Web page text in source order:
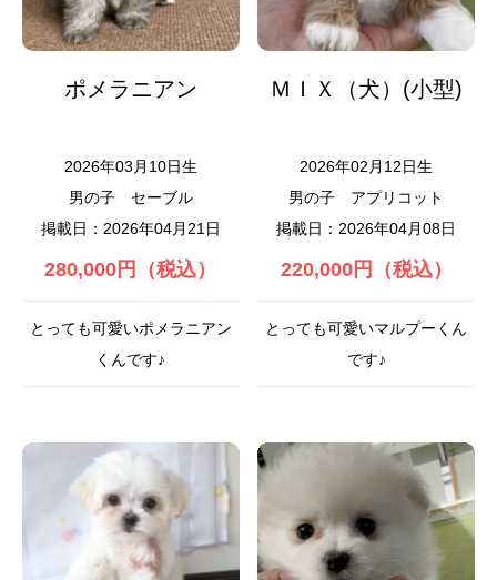
ポメラニアン
2026年03月10日生
男の子
セーブル
掲載日：2026年04月21日
280,000円（税込）
とっても可愛いポメラニアン
くんです♪
ＭＩＸ（犬）(小型)
2026年02月12日生
男の子
アプリコット
掲載日：2026年04月08日
220,000円（税込）
とっても可愛いマルプーくん
です♪